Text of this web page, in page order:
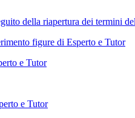
della riapertura dei termini
figure di Esperto e Tutor
e Tutor
e Tutor